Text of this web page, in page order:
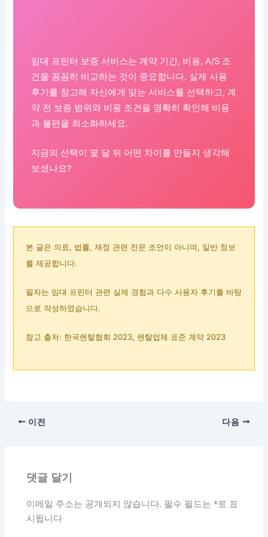
임대 프린터 보증 서비스는 계약 기간, 비용, A/S 조
건을 꼼꼼히 비교하는 것이 중요합니다. 실제 사용
후기를 참고해 자신에게 맞는 서비스를 선택하고, 계
약 전 보증 범위와 비용 조건을 명확히 확인해 비용
과 불편을 최소화하세요.
지금의 선택이 몇 달 뒤 어떤 차이를 만들지 생각해
보셨나요?
본 글은 의료, 법률, 재정 관련 전문 조언이 아니며, 일반 정보
를 제공합니다.
필자는 임대 프린터 관련 실제 경험과 다수 사용자 후기를 바탕
으로 작성하였습니다.
참고 출처: 한국렌탈협회 2023, 렌탈업체 표준 계약 2023
이전 다음
댓글 달기
이메일 주소는 공개되지 않습니다. 필수 필드는 *로 표
시됩니다